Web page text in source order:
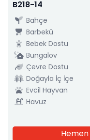
B218-14
Bahçe
Barbekü
Bebek Dostu
Bungalov
Çevre Dostu
Doğayla İç İçe
Evcil Hayvan
Havuz